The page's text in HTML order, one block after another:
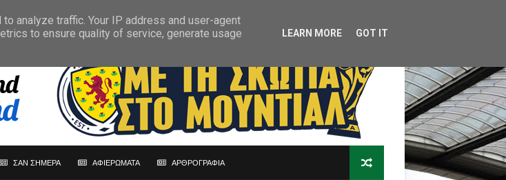
ΣΑΝ ΣΗΜΕΡΑ ΑΦΙΕΡΩΜΑΤΑ ΑΡΘΡΟΓΡΑΦΙΑ
analyze traffic. Your IP address and user-agent
to ensure quality of service, generate usage
LEARN MORE GOT IT